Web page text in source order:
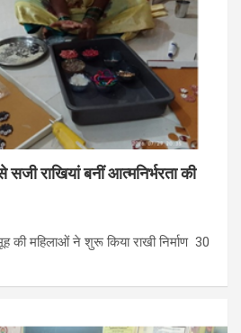
राखियां बनीं आत्मनिर्भरता की
की महिलाओं ने शुरू किया राखी निर्माण 30